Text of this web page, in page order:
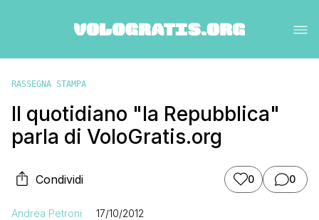
RASSEGNA STAMPA
Il quotidiano "la Repubblica"
parla di VoloGratis.org
Condividi 0 0
Andrea Petroni 17/10/2012